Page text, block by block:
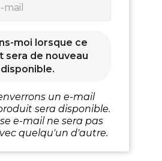
moi lorsque ce
sera de nouveau
disponible.
un e-mail
sera disponible.
e-mail ne sera pas
quelqu'un d'autre.